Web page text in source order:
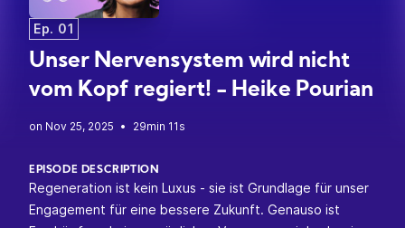
Ep. 01
Unser Nervensystem wird nicht
vom Kopf regiert! - Heike Pourian
• 29min 11s
EPISODE DESCRIPTION
Regeneration ist kein Luxus - sie ist Grundlage für unser
Engagement für eine bessere Zukunft. Genauso ist